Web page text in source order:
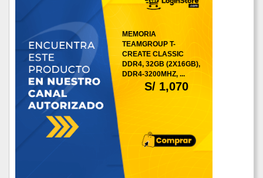
S/ 1,070
MEMORIA
TEAMGROUP T-
CREATE CLASSIC
DDR4, 32GB (2X16GB),
DDR4-3200MHZ, ...